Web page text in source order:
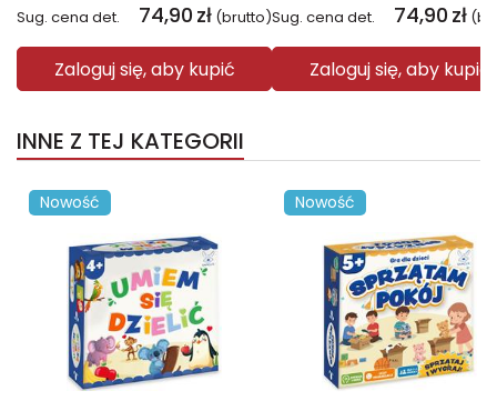
Sug. cena det. 74,90 zł (brutto)
Zaloguj się, aby kupić
Sug. cena det. 74,90 zł
Zaloguj się, aby kupić
INNE Z TEJ KATEGORII
Nowość Nowość